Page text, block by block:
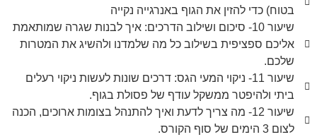
בטוח) כדי להזין את הגוף באנרגייה נקייה
שיעור 10- סיכום ושילוב הדרכים: איך לבנות שגרה שמותאמת
אליכם ספציפית בשילוב כל מה שלמדנו ולהשיג את המטרות
שלכם.
שיעור 11- ניקוי המעי הגס: דרכים שונות לעשות ניקוי רעלים
ביתי ולהיפטר ממשקל עודף של פסולת בגוף.
שיעור 12- מה צריך לדעת ואיך להתנהל בצומות ארוכים, הכנה
לצום 3 הימים של סוף הקורס.